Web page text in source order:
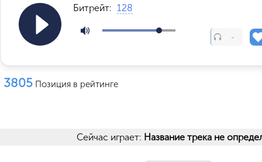
Битрейт: 128
-
3805 Позиция в рейтинге
Сейчас играет: Название трека не